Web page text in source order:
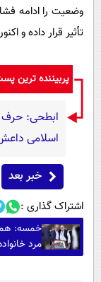
وضعیت را ادامه
تأثیر قرار داده و
پربیننده ترین
ابطحی: حرف
اسلامی
خبر بعد
اشتراک گذاری :
خمسه:
مرد